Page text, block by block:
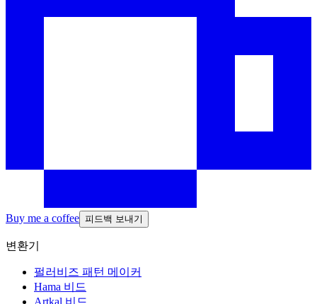
Buy me a coffee 피드백 보내기
변환기
펄러비즈 패턴 메이커
Hama 비드